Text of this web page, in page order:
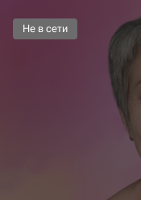
Не в сети